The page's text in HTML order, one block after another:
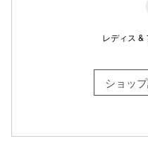
レディス &
ショッ